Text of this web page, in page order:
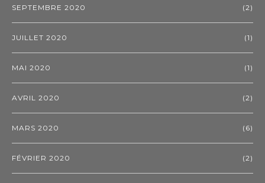
SEPTEMBRE 2020 (2)
JUILLET 2020 (1)
MAI 2020 (1)
AVRIL 2020 (2)
MARS 2020 (6)
FÉVRIER 2020 (2)